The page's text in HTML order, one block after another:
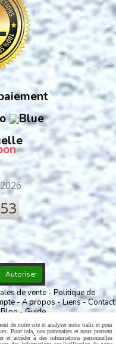
Autoriser
de vente
Politique de
A propos Liens Contact
Blog Guide
de notre site et analyser notre trafic et pour
Pour cela, nos partenaires et nous peuvent
et accéder à des informations personnelles